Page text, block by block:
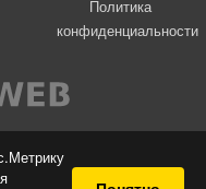
Политика
конфиденциальности